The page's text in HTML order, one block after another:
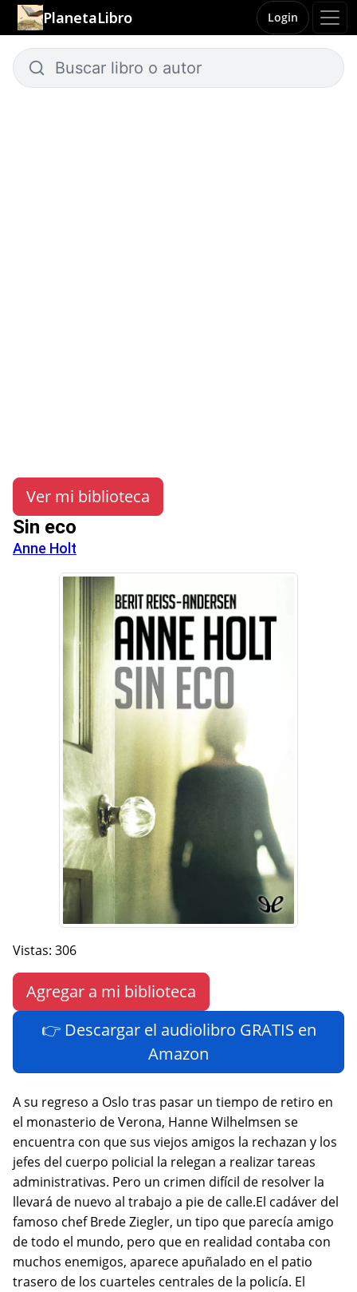
PlanetaLibro Login
Ver mi biblioteca
Sin eco
Anne Holt
Vistas: 306
Agregar a mi biblioteca
👉 Descargar el audiolibro GRATIS en
Amazon
A su regreso a Oslo tras pasar un tiempo de retiro en
el monasterio de Verona, Hanne Wilhelmsen se
encuentra con que sus viejos amigos la rechazan y los
jefes del cuerpo policial la relegan a realizar tareas
administrativas. Pero un crimen difícil de resolver la
llevará de nuevo al trabajo a pie de calle.El cadáver del
famoso chef Brede Ziegler, un tipo que parecía amigo
de todo el mundo, pero que en realidad contaba con
muchos enemigos, aparece apuñalado en el patio
trasero de los cuarteles centrales de la policía. El